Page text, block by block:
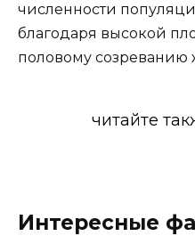
численности
благодаря высокой
половому созреванию
читайте
Интересные